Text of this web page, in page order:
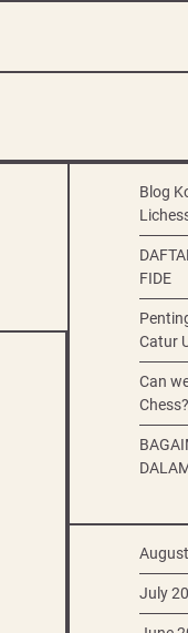
Blog
FIDE
Catur
Can
July